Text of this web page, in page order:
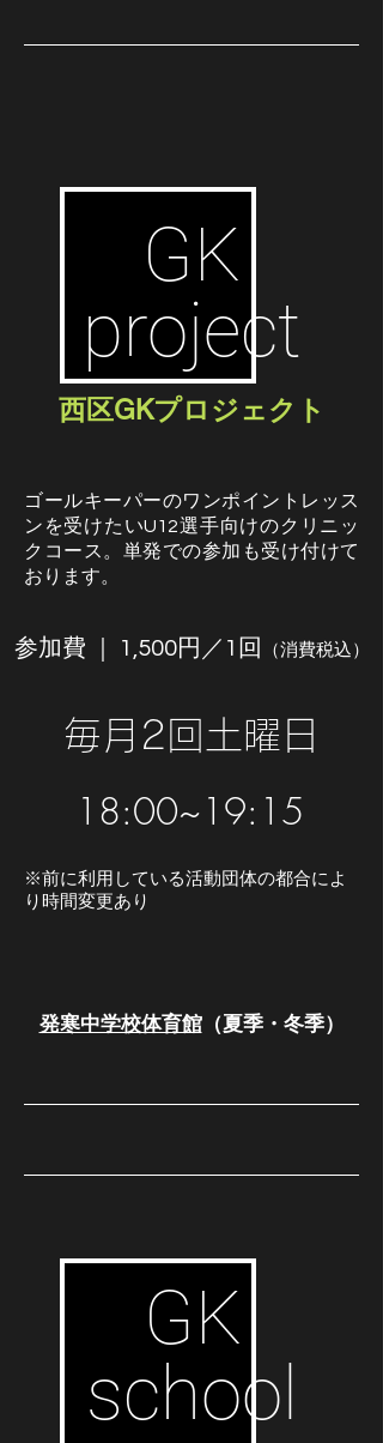
GK
project
​西区GKプロジェクト
ゴールキーパーのワンポイントレッス
ンを受けたいU12選手向けのクリニッ
クコース。単発での参加も受け付けて
おります。
参加費 ｜ 1,500円／1回 （消費税込）
​毎月2回土曜日
​18:00~19:15
※前に利用している活動団体の都合によ
り時間変更あり
発寒中学校体育館（夏季・冬季）
GK
school